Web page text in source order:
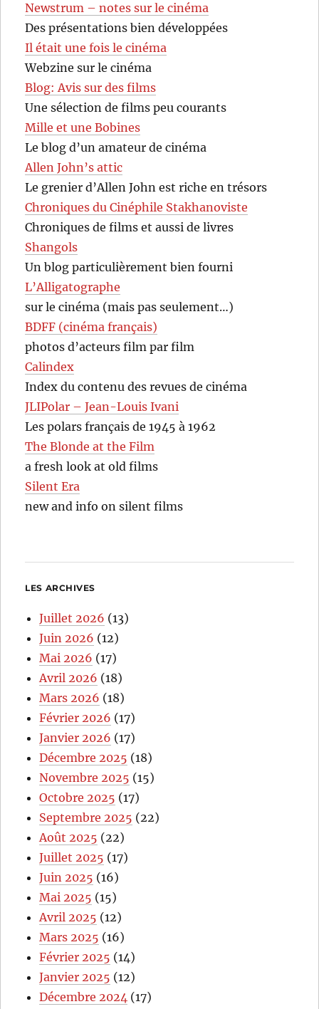
Newstrum – notes sur le cinéma
Des présentations bien développées
Il était une fois le cinéma
Webzine sur le cinéma
Blog: Avis sur des films
Une sélection de films peu courants
Mille et une Bobines
Le blog d’un amateur de cinéma
Allen John’s attic
Le grenier d’Allen John est riche en trésors
Chroniques du Cinéphile Stakhanoviste
Chroniques de films et aussi de livres
Shangols
Un blog particulièrement bien fourni
L’Alligatographe
sur le cinéma (mais pas seulement…)
BDFF (cinéma français)
photos d’acteurs film par film
Calindex
Index du contenu des revues de cinéma
JLIPolar – Jean-Louis Ivani
Les polars français de 1945 à 1962
The Blonde at the Film
a fresh look at old films
Silent Era
new and info on silent films
LES ARCHIVES
Juillet 2026 (13)
Juin 2026 (12)
Mai 2026 (17)
Avril 2026 (18)
Mars 2026 (18)
Février 2026 (17)
Janvier 2026 (17)
Décembre 2025 (18)
Novembre 2025 (15)
Octobre 2025 (17)
Septembre 2025 (22)
Août 2025 (22)
Juillet 2025 (17)
Juin 2025 (16)
Mai 2025 (15)
Avril 2025 (12)
Mars 2025 (16)
Février 2025 (14)
Janvier 2025 (12)
Décembre 2024 (17)